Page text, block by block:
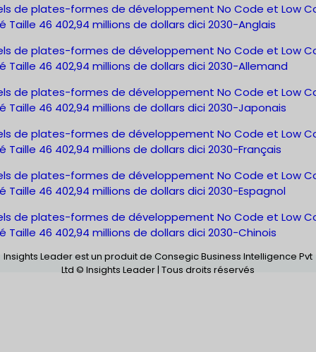
de plates-formes de développement No Code et Low
Taille 46 402,94 millions de dollars dici 2030-Anglais
de plates-formes de développement No Code et Low
Taille 46 402,94 millions de dollars dici 2030-Allemand
de plates-formes de développement No Code et Low
Taille 46 402,94 millions de dollars dici 2030-Japonais
de plates-formes de développement No Code et Low
Taille 46 402,94 millions de dollars dici 2030-Français
de plates-formes de développement No Code et Low
Taille 46 402,94 millions de dollars dici 2030-Espagnol
de plates-formes de développement No Code et Low
Taille 46 402,94 millions de dollars dici 2030-Chinois
Insights Leader est un produit de Consegic Business Intelligence Pvt
Ltd © Insights Leader | Tous droits réservés